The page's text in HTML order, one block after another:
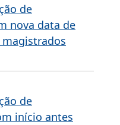
de
nova data de
de
início antes